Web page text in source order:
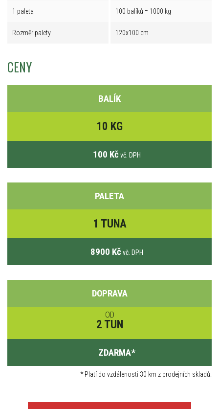
1 paleta 100 balíků = 1000 kg
Rozměr palety 120x100 cm
CENY
BALÍK
10 KG
100 Kč vč. DPH
PALETA
1 TUNA
8900 Kč vč. DPH
DOPRAVA
OD
2 TUN
ZDARMA*
*Platí do vzdálenosti 30 km z prodejních skladů.